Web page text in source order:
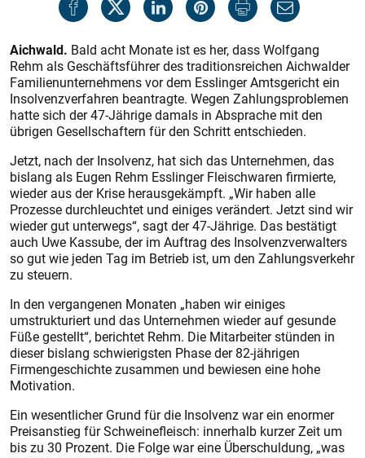
Aichwald. Bald acht Monate ist es her, dass Wolfgang
Rehm als Geschäftsführer des traditionsreichen Aichwalder
Familienunternehmens vor dem Esslinger Amtsgericht ein
Insolvenzverfahren beantragte. Wegen Zahlungsproblemen
hatte sich der 47-Jährige damals in Absprache mit den
übrigen Gesellschaftern für den Schritt entschieden.
Jetzt, nach der Insolvenz, hat sich das Unternehmen, das
bislang als Eugen Rehm Esslinger Fleischwaren firmierte,
wieder aus der Krise herausgekämpft. „Wir haben alle
Prozesse durchleuchtet und einiges verändert. Jetzt sind wir
wieder gut unterwegs“, sagt der 47-Jährige. Das bestätigt
auch Uwe Kassube, der im Auftrag des Insolvenzverwalters
so gut wie jeden Tag im Betrieb ist, um den Zahlungsverkehr
zu steuern.
In den vergangenen Monaten „haben wir einiges
umstrukturiert und das Unternehmen wieder auf gesunde
Füße gestellt“, berichtet Rehm. Die Mitarbeiter stünden in
dieser bislang schwierigsten Phase der 82-jährigen
Firmengeschichte zusammen und bewiesen eine hohe
Motivation.
Ein wesentlicher Grund für die Insolvenz war ein enormer
Preisanstieg für Schweinefleisch: innerhalb kurzer Zeit um
bis zu 30 Prozent. Die Folge war eine Überschuldung, „was